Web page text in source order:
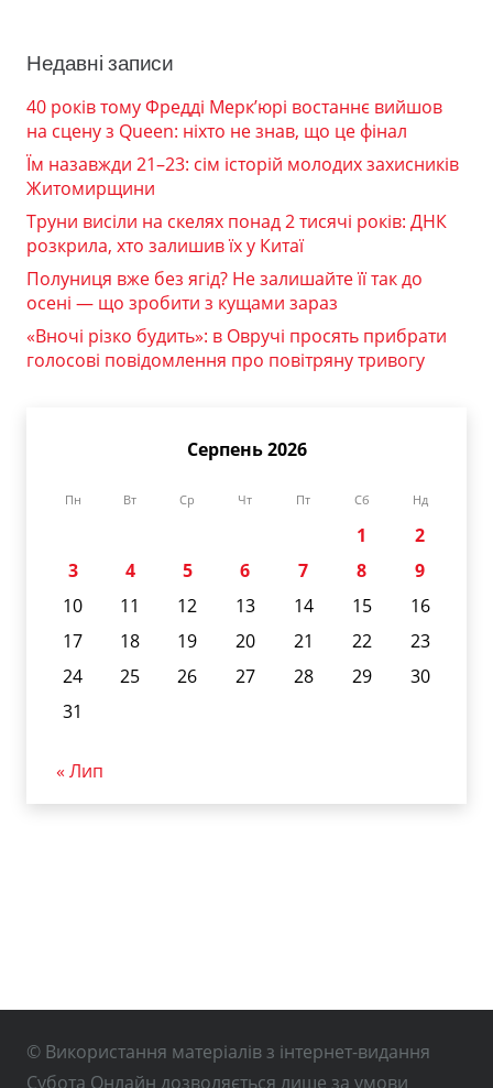
Недавні записи
40 років тому Фредді Мерк’юрі востаннє вийшов
на сцену з Queen: ніхто не знав, що це фінал
Їм назавжди 21–23: сім історій молодих захисників
Житомирщини
Труни висіли на скелях понад 2 тисячі років: ДНК
розкрила, хто залишив їх у Китаї
Полуниця вже без ягід? Не залишайте її так до
осені — що зробити з кущами зараз
«Вночі різко будить»: в Овручі просять прибрати
голосові повідомлення про повітряну тривогу
Серпень 2026
Пн Вт Ср Чт Пт Сб Нд
1
2
3
4 5 6 7 8
9
10
11 12 13 14 15
16
17
18 19 20 21 22
23
24
25 26 27 28 29
30
31
« Лип
© Використання матеріалів з інтернет-видання
Субота Онлайн дозволяється лише за умови